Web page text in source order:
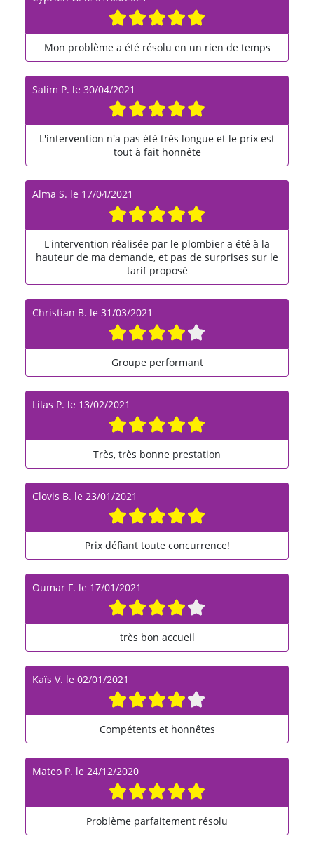
Mon problème a été résolu en un rien de temps
Salim P. le 30/04/2021
L'intervention n'a pas été très longue et le prix est
tout à fait honnête
Alma S. le 17/04/2021
L'intervention réalisée par le plombier a été à la
hauteur de ma demande, et pas de surprises sur le
tarif proposé
Christian B. le 31/03/2021
Groupe performant
Lilas P. le 13/02/2021
Très, très bonne prestation
Clovis B. le 23/01/2021
Prix défiant toute concurrence!
Oumar F. le 17/01/2021
très bon accueil
Kaïs V. le 02/01/2021
Compétents et honnêtes
Mateo P. le 24/12/2020
Problème parfaitement résolu